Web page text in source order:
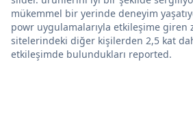
mükemmel bir yerinde deneyim
powr uygulamalarıyla etkileşime giren
sitelerindeki diğer kişilerden 2,5 kat
etkileşimde bulundukları reported.